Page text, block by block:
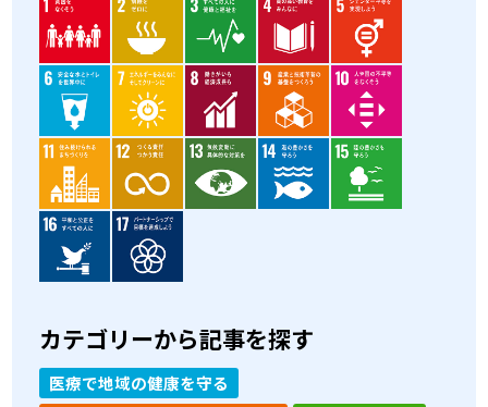
カテゴリーから記事を探す
医療で地域の健康を守る